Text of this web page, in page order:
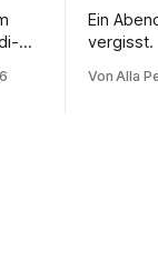
Ein
vergisst. Es gibt Musik, die unterhält. Es
Musik,
Von Alla